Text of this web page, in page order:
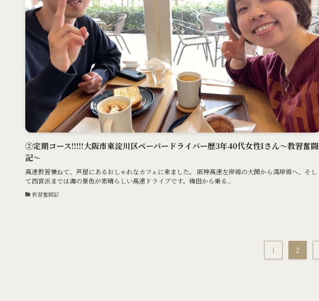
②定期コース!!!!!大阪市東淀川区ペーパードライバー歴3年40代女性Iさん〜教習奮闘
記〜
高速教習兼ねて、芦屋にあるおしゃれなカフェに来ました。 阪神高速左岸線の大開から湾岸線へ、そし
て西宮浜までは海の景色が素晴らしい高速ドライブです。梅田から乗る...
教習奮闘記
1 2